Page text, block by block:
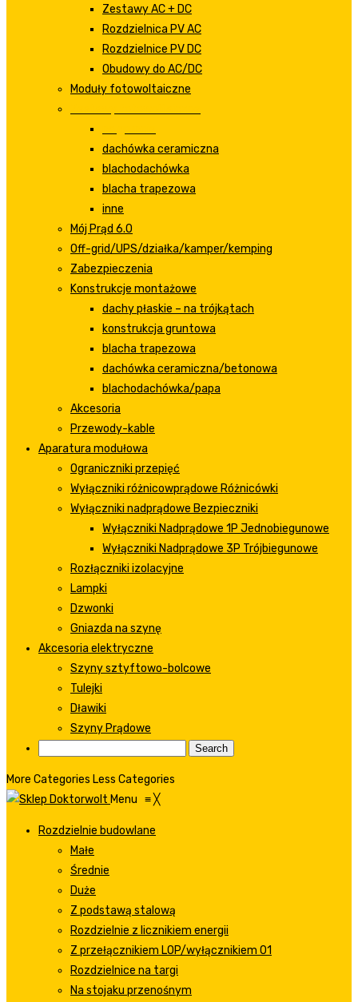
Zestawy AC + DC
Rozdzielnica PV AC
Rozdzielnice PV DC
Obudowy do AC/DC
Moduły fotowoltaiczne
dachówka ceramiczna
blachodachówka
blacha trapezowa
inne
Mój Prąd 6.0
Off-grid/UPS/działka/kamper/kemping
Zabezpieczenia
Konstrukcje montażowe
dachy płaskie – na trójkątach
konstrukcja gruntowa
blacha trapezowa
dachówka ceramiczna/betonowa
blachodachówka/papa
Akcesoria
Przewody-kable
Aparatura modułowa
Ograniczniki przepięć
Wyłączniki różnicowprądowe Różnicówki
Wyłączniki nadprądowe Bezpieczniki
Wyłączniki Nadprądowe 1P Jednobiegunowe
Wyłączniki Nadprądowe 3P Trójbiegunowe
Rozłączniki izolacyjne
Lampki
Dzwonki
Gniazda na szynę
Akcesoria elektryczne
Szyny sztyftowo-bolcowe
Tulejki
Dławiki
Szyny Prądowe
More Categories Less Categories
Menu ≡╳
Rozdzielnie budowlane
Małe
Średnie
Duże
Z podstawą stalową
Rozdzielnie z licznikiem energii
Z przełącznikiem LOP/wyłącznikiem 01
Rozdzielnice na targi
Na stojaku przenośnym